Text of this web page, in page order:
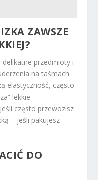
ZAWSZE
przedmioty i
na taśmach
elastyczność, często
lekkie
często przewozisz
– jeśli pakujesz
DO